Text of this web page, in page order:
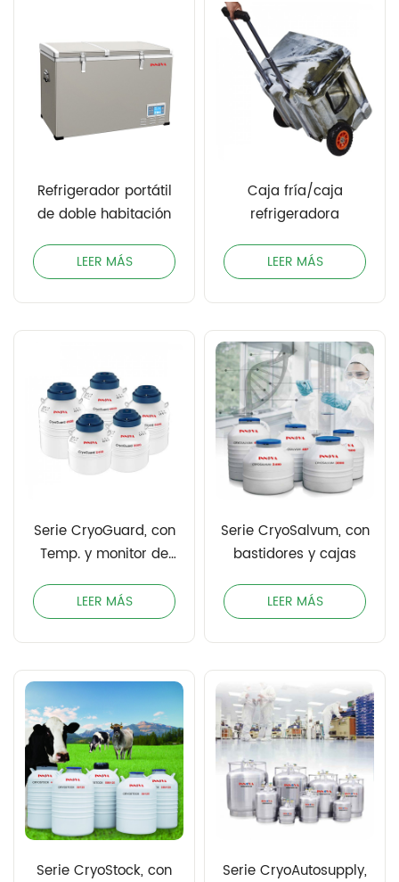
Refrigerador portátil
de doble habitación
LEER MÁS
Caja fría/caja
refrigeradora
LEER MÁS
Serie CryoGuard, con
Temp. y monitor de
tapa
LEER MÁS
Serie CryoSalvum, con
bastidores y cajas
LEER MÁS
Serie CryoStock, con
Serie CryoAutosupply,